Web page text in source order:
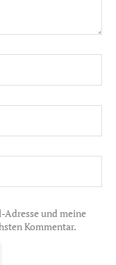
Adresse und meine
Kommentar.